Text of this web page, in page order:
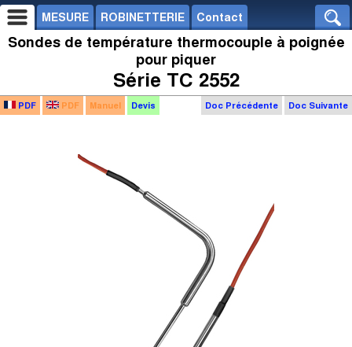
MESURE ROBINETTERIE Contact
Sondes de température thermocouple à poignée
pour piquer
Série TC 2552
Doc Précédente Doc Suivante
PDF PDF Manuel Devis